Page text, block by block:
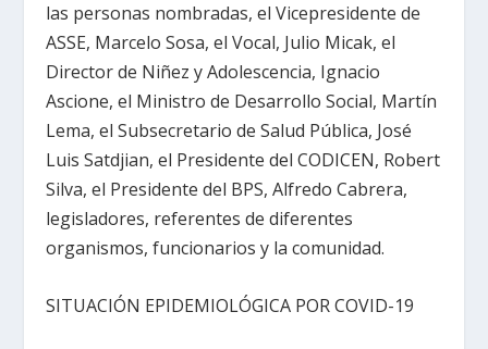
las personas nombradas, el Vicepresidente de
ASSE, Marcelo Sosa, el Vocal, Julio Micak, el
Director de Niñez y Adolescencia, Ignacio
Ascione, el Ministro de Desarrollo Social, Martín
Lema, el Subsecretario de Salud Pública, José
Luis Satdjian, el Presidente del CODICEN, Robert
Silva, el Presidente del BPS, Alfredo Cabrera,
legisladores, referentes de diferentes
organismos, funcionarios y la comunidad.
SITUACIÓN EPIDEMIOLÓGICA POR COVID-19